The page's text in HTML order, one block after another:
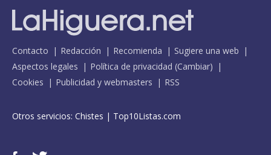
Contacto Redacción Recomienda
Sugiere una web
Aspectos legales
Política de privacidad (Cambiar)
Cookies
Publicidad y webmasters RSS
Otros servicios: Chistes | Top10Listas.com